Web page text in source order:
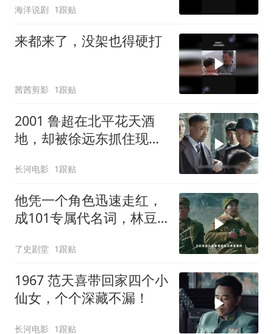
海洋说剧 1跟贴
来都来了，没架也得硬打
茜茜剪影 1跟贴
2001 鲁超在北平花天酒
地，却被徐远东抓住现
长河电影 1跟贴
他凭一个角色迅速走红，
成101专属代名词，林豆
了史剧堂 1跟贴
1967 范天喜带回家四个小
仙女，个个深藏不漏！
长河电影 1跟贴